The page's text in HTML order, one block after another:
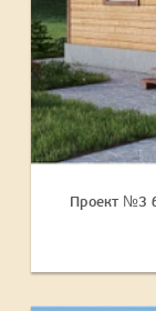
Проект №3